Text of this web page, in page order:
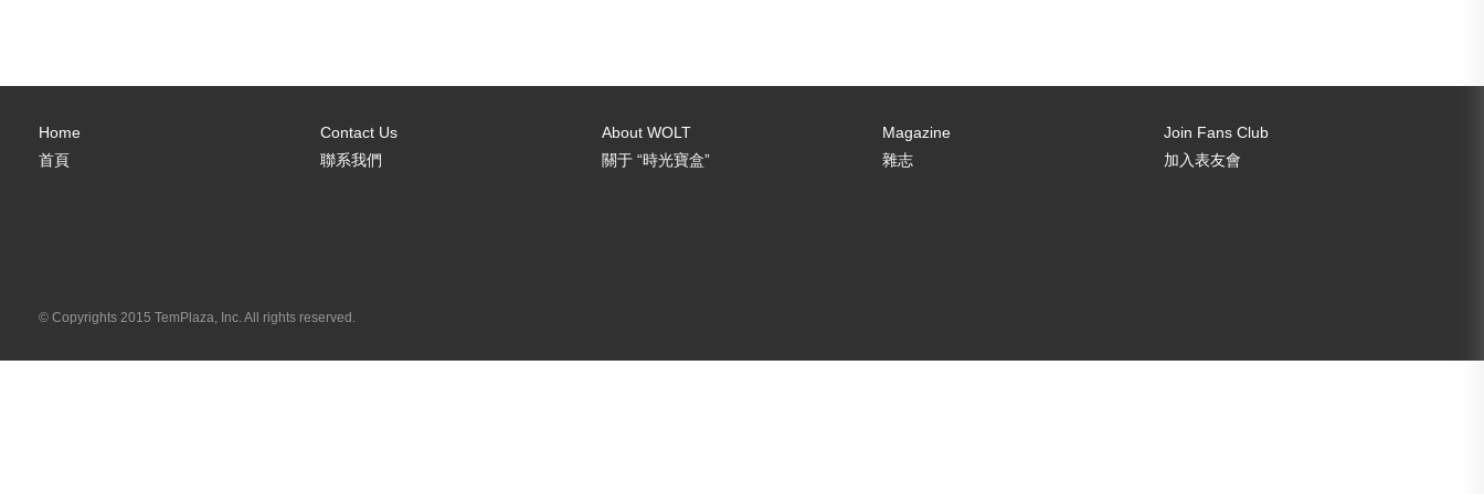
Home
首頁
Contact Us
聯系我們
About WOLT
關于 “時光寶盒”
Magazine
雜志
Join Fans Club
加入表友會
© Copyrights 2015 TemPlaza, Inc. All rights reserved.